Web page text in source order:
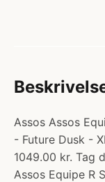
Assos Assos
- Future Dusk -
1049.00 kr. Tag
Assos Equipe R